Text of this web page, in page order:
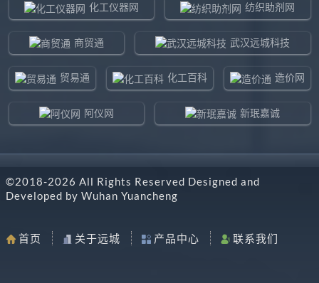
化工仪器网 纺织助剂网
商贸通 武汉远城科技
贸易通 化工百科 造价网
阿仪网 新珉嘉诚
东北制造网 药智通
©2018-2026 All Rights Reserved Designed and
Developed by Wuhan Yuancheng
首页 关于远城 产品中心 联系我们